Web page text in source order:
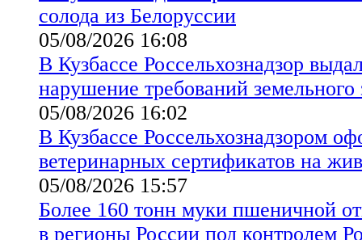
солода из Белоруссии
05/08/2026 16:08
В Кузбассе Россельхознадзор
нарушение требований земельного
05/08/2026 16:02
В Кузбассе Россельхознадзором
ветеринарных сертификатов на
05/08/2026 15:57
Более 160 тонн муки пшеничной
в регионы России под контролем